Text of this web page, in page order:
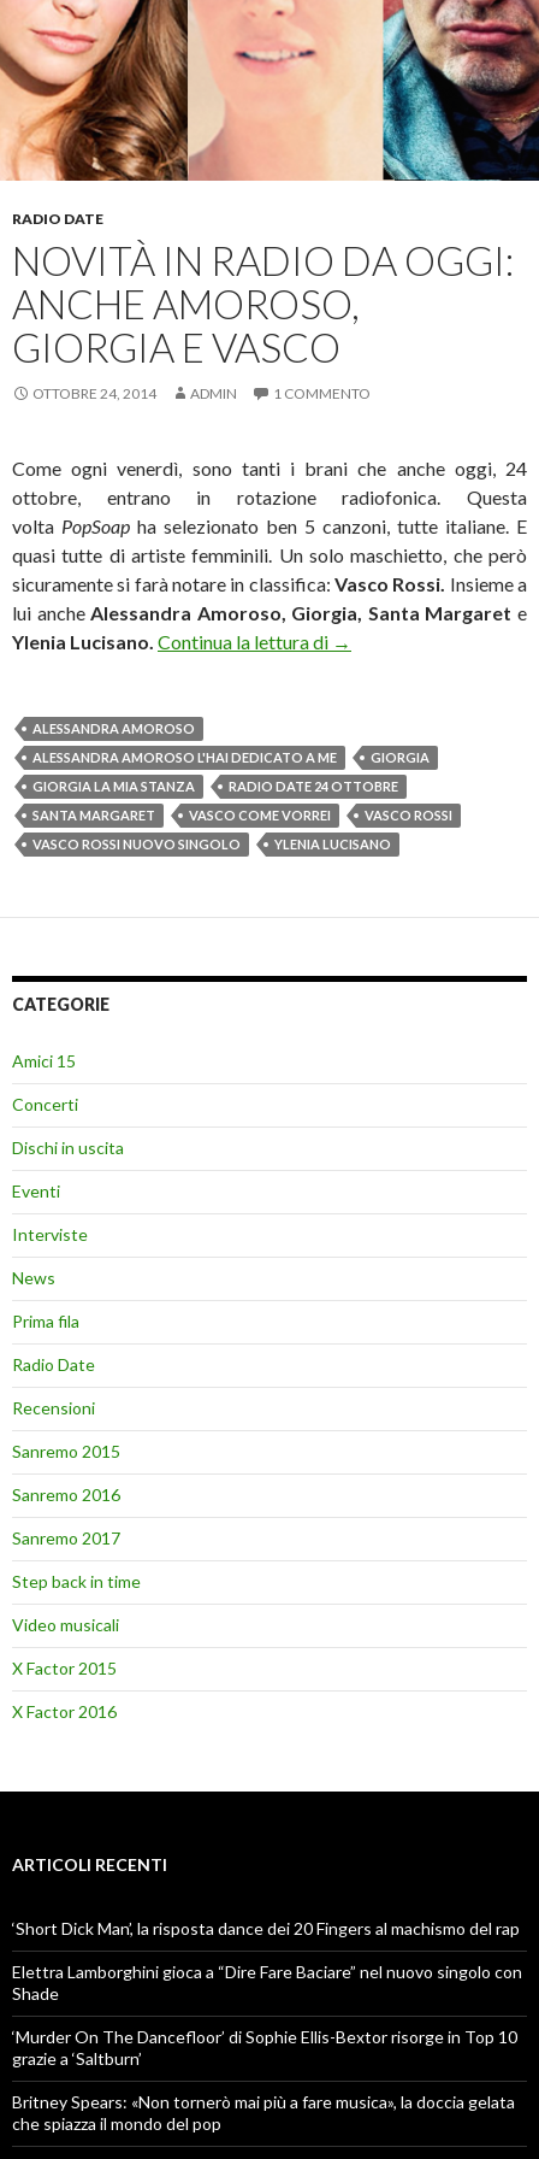
RADIO DATE
NOVITÀ IN RADIO DA OGGI:
ANCHE AMOROSO,
GIORGIA E VASCO
OTTOBRE 24, 2014 ADMIN 1 COMMENTO
Come ogni venerdì, sono tanti i brani che anche oggi, 24
ottobre, entrano in rotazione radiofonica. Questa
volta PopSoap ha selezionato ben 5 canzoni, tutte italiane. E
quasi tutte di artiste femminili. Un solo maschietto, che però
sicuramente si farà notare in classifica: Vasco Rossi. Insieme a
lui anche Alessandra Amoroso, Giorgia, Santa Margarete
Ylenia Lucisano. Continua la lettura di Novità in radio da oggi:
→
ALESSANDRA AMOROSO
ALESSANDRA AMOROSO L'HAI DEDICATO A ME
GIORGIA
GIORGIA LA MIA STANZA
RADIO DATE 24 OTTOBRE
SANTA MARGARET
VASCO COME VORREI
VASCO ROSSI
VASCO ROSSI NUOVO SINGOLO
YLENIA LUCISANO
CATEGORIE
Amici 15
Concerti
Dischi in uscita
Eventi
Interviste
News
Prima fila
Radio Date
Recensioni
Sanremo 2015
Sanremo 2016
Sanremo 2017
Step back in time
Video musicali
X Factor 2015
X Factor 2016
ARTICOLI RECENTI
‘Short Dick Man’, la risposta dance dei 20 Fingers al machismo del rap
Elettra Lamborghini gioca a “Dire Fare Baciare” nel nuovo singolo con
Shade
‘Murder On The Dancefloor’ di Sophie Ellis-Bextor risorge in Top 10
grazie a ‘Saltburn’
Britney Spears: «Non tornerò mai più a fare musica», la doccia gelata
che spiazza il mondo del pop